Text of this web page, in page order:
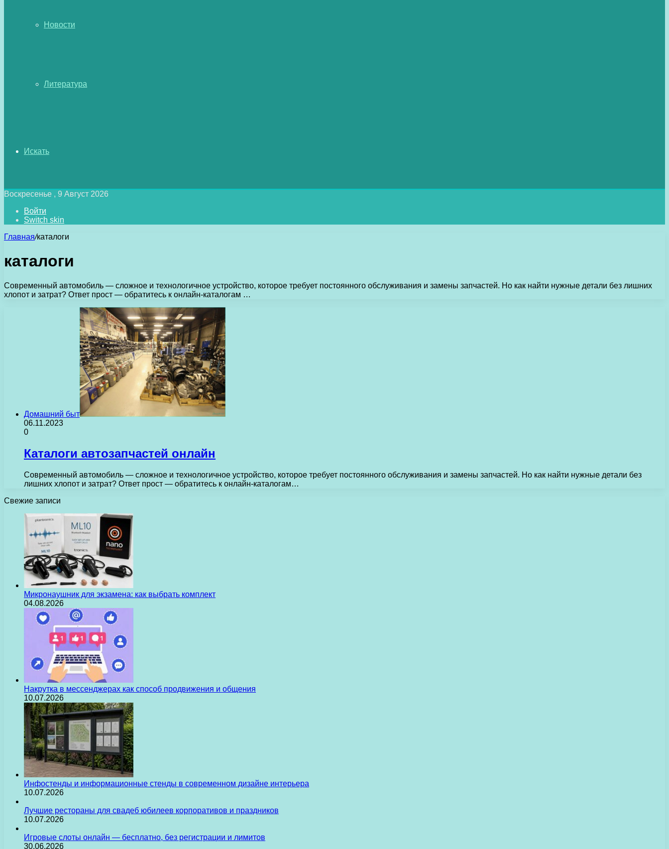
Новости
Литература
Искать
Воскресенье , 9 Август 2026
Войти
Switch skin
Главная/каталоги
каталоги
Современный автомобиль — сложное и технологичное устройство, которое требует постоянного обслуживания и замены запчастей. Но как найти нужные детали без лишних
хлопот и затрат? Ответ прост — обратитесь к онлайн-каталогам …
Домашний быт
06.11.2023
0
Каталоги автозапчастей онлайн
Современный автомобиль — сложное и технологичное устройство, которое требует постоянного обслуживания и замены запчастей. Но как найти нужные детали без
лишних хлопот и затрат? Ответ прост — обратитесь к онлайн-каталогам…
Свежие записи
Микронаушник для экзамена: как выбрать комплект
04.08.2026
Накрутка в мессенджерах как способ продвижения и общения
10.07.2026
Инфостенды и информационные стенды в современном дизайне интерьера
10.07.2026
Лучшие рестораны для свадеб юбилеев корпоративов и праздников
10.07.2026
Игровые слоты онлайн — бесплатно, без регистрации и лимитов
30.06.2026